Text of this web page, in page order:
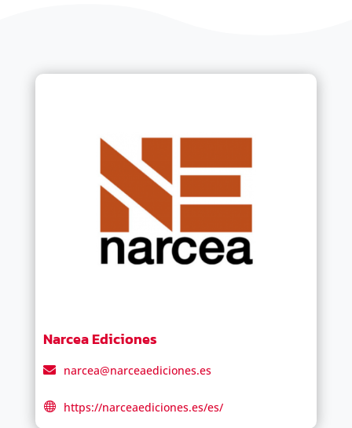
Narcea Ediciones
narcea@narceaediciones.es
https://narceaediciones.es/es/